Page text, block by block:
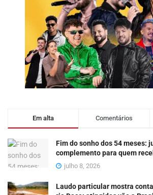
Em alta Comentários
Fim do sonho dos 54 meses:
complemento para quem
julho 8, 2026
Laudo particular mostra